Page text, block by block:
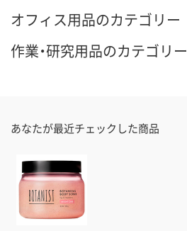
オフィス用品のカテゴリー
作業・研究用品のカテゴリー
あなたが最近チェックした商品